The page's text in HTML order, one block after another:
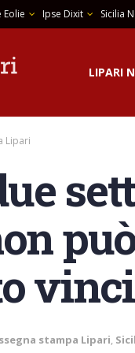
Eolie Ipse Dixit Sicilia
LIPARI
Lipari
stampa Lipari,